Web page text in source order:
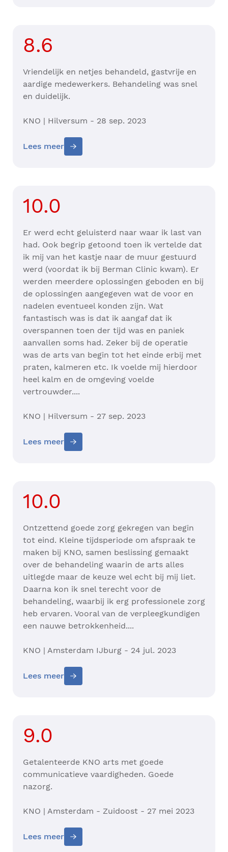
8.6
Vriendelijk en netjes behandeld, gastvrije en
aardige medewerkers. Behandeling was snel
en duidelijk.
KNO | Hilversum - 28 sep. 2023
Lees meer
10.0
Er werd echt geluisterd naar waar ik last van
had. Ook begrip getoond toen ik vertelde dat
ik mij van het kastje naar de muur gestuurd
werd (voordat ik bij Berman Clinic kwam). Er
werden meerdere oplossingen geboden en bij
de oplossingen aangegeven wat de voor en
nadelen eventueel konden zijn. Wat
fantastisch was is dat ik aangaf dat ik
overspannen toen der tijd was en paniek
aanvallen soms had. Zeker bij de operatie
was de arts van begin tot het einde erbij met
praten, kalmeren etc. Ik voelde mij hierdoor
heel kalm en de omgeving voelde
vertrouwder....
KNO | Hilversum - 27 sep. 2023
Lees meer
10.0
Ontzettend goede zorg gekregen van begin
tot eind. Kleine tijdsperiode om afspraak te
maken bij KNO, samen beslissing gemaakt
over de behandeling waarin de arts alles
uitlegde maar de keuze wel echt bij mij liet.
Daarna kon ik snel terecht voor de
behandeling, waarbij ik erg professionele zorg
heb ervaren. Vooral van de verpleegkundigen
een nauwe betrokkenheid....
KNO | Amsterdam IJburg - 24 jul. 2023
Lees meer
9.0
Getalenteerde KNO arts met goede
communicatieve vaardigheden. Goede
nazorg.
KNO | Amsterdam - Zuidoost - 27 mei 2023
Lees meer